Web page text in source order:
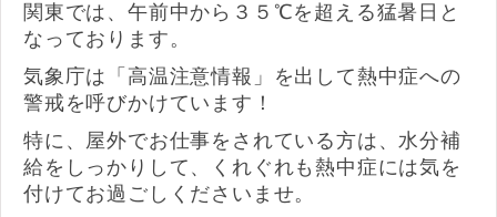
関東では、午前中から３５℃を超える猛暑日と
なっております。
気象庁は「高温注意情報」を出して熱中症への
警戒を呼びかけています！
特に、屋外でお仕事をされている方は、水分補
給をしっかりして、くれぐれも熱中症には気を
付けてお過ごしくださいませ。